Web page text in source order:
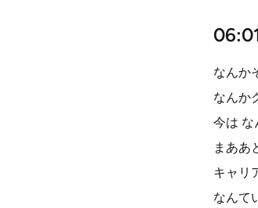
なんか
なんか
今は な
まああ
キャリ
なんて